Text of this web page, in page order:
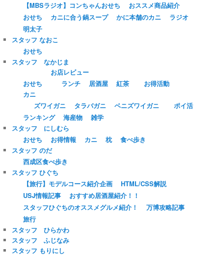
【MBSラジオ】コンちゃんおせち
おススメ商品紹介
おせち
カニに合う鍋スープ かに本舗のカニ
ラジオ
明太子
スタッフ なおこ
おせち
スタッフ なかじま
おせち
お店レビュー
ランチ
居酒屋 紅茶
お得活動
カニ
ズワイガニ
タラバガニ ベニズワイガニ
ポイ活
ランキング
海産物
雑学
スタッフ にしむら
おせち
お得情報 カニ 枕
食べ歩き
スタッフ のだ
西成区食べ歩き
スタッフ ひぐち
【旅行】モデルコース紹介企画
HTML/CSS解説
USJ情報記事
おすすめ居酒屋紹介！！
スタッフひぐちのオススメグルメ紹介！
万博攻略記事
旅行
スタッフ ひらかわ
スタッフ ふじなみ
スタッフ もりにし